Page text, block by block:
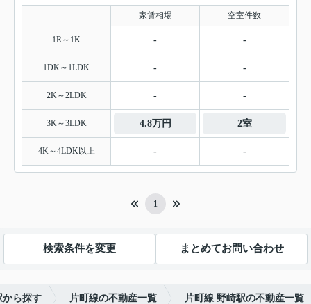
家賃相場 空室件数
1R～1K - -
1DK～1LDK - -
2K～2LDK - -
3K～3LDK 4.8万円 2室
4K～4LDK以上 - -
1
検索条件を変更 まとめてお問い合わせ
から探す 片町線の不動産一覧 片町線 野崎駅の不動産一覧